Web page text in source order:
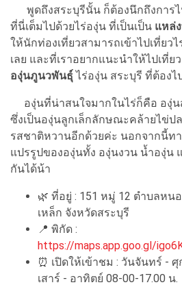
พูดถึงสระบุรีนั้น ก็ต้องนึกถึงการ
ที่นี่เต็มไปด้วยไร่องุ่น ที่เป็นเป็น แหล่
ให้นักท่องเที่ยวสามารถเข้าไปเที่ยว
เลย และที่เราอยากแนะนำให้ไปเที่
องุ่นภูนวพันธุ์ ไร่องุ่น สระบุรี ที่ต้องไ
องุ่นที่น่าสนใจมากในไร่ก็คือ องุ่น
ซึ่งเป็นองุ่นลูกเล็กลักษณะคล้ายไข่ป
รสชาติหวานอีกด้วยค่ะ นอกจากนี้
แปรรูปขององุ่นทั้ง องุ่นงวน น้ำองุ่น
กันได้น้า
🌿 ที่อยู่ : 151 หมู่ 12 ตำบลหน
เหล็ก จังหวัดสระบุรี
📍 พิกัด :
https://maps.app.goo.gl/
⏰ เปิดให้เข้าชม : วันจันทร์ -
เสาร์ - อาทิตย์ 08-00-17.00 น.